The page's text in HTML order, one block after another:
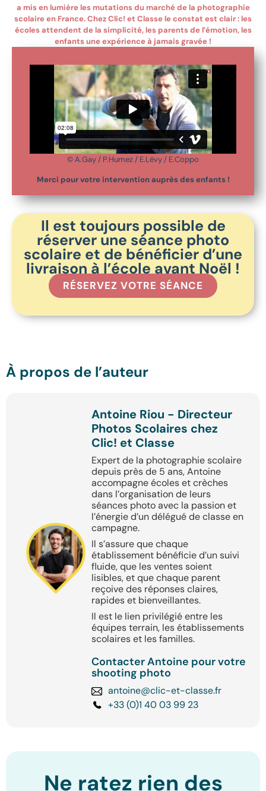
a mis en lumière les mutations du marché de la photographie
scolaire en France. Chez Clic! et Classe le constat est clair : les
écoles attendent de la simplicité, les parents de l’émotion, les
enfants une expérience à jamais gravée !
© A.Gay / P.Humez / E.Lévy / E.Coppo
Merci pour votre intervention auprès des enfants !
Il est toujours possible de
réserver une séance photo
scolaire et de bénéficier d’une
livraison à l’école avant Noël !
RÉSERVEZ VOTRE SÉANCE
À propos de l’auteur
Antoine Riou - Directeur
Photos Scolaires chez
Clic! et Classe
Expert de la photographie scolaire
depuis près de 5 ans, Antoine
accompagne écoles et crèches
dans l’organisation de leurs
séances photo avec la passion et
l’énergie d’un délégué de classe en
campagne.
Il s’assure que chaque
établissement bénéficie d’un suivi
fluide, que les ventes soient
lisibles, et que chaque parent
reçoive des réponses claires,
rapides et bienveillantes.
Il est le lien privilégié entre les
équipes terrain, les établissements
scolaires et les familles.
Contacter Antoine pour votre
shooting photo
antoine@clic-et-classe.fr
+33 (0)1 40 03 99 23
Ne ratez rien des